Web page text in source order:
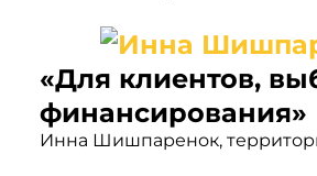
«Для клиентов,
финансирования»
Инна Шишпаренок,